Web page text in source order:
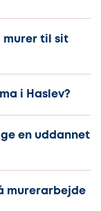
murer til sit
i Haslev?
en uddannet
murerarbejde